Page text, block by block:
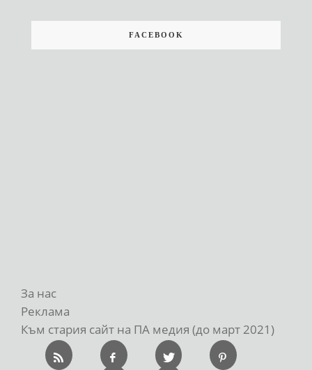
FACEBOOK
За нас
Реклама
Към стария сайт на ПА медия (до март 2021)